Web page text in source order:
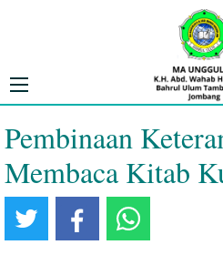
MA
Pembinaan
Membaca Kitab